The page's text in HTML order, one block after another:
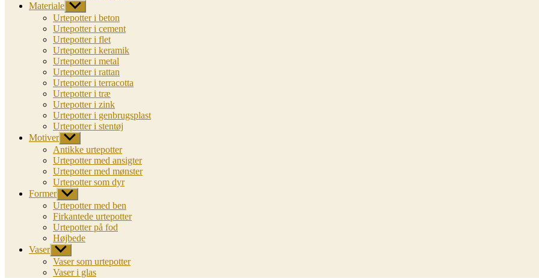
Materiale Vis
undermenu
Urtepotter i beton
Urtepotter i cement
Urtepotter i flet
Urtepotter i keramik
Urtepotter i metal
Urtepotter i rattan
Urtepotter i terracotta
Urtepotter i træ
Urtepotter i zink
Urtepotter i genbrugsplast
Urtepotter i stentøj
Motiver Vis
undermenu
Antikke urtepotter
Urtepotter med ansigter
Urtepotter med mønster
Urtepotter som dyr
Former Vis
undermenu
Urtepotter med ben
Firkantede urtepotter
Urtepotter på fod
Højbede
Vaser Vis
undermenu
Vaser som urtepotter
Vaser i glas